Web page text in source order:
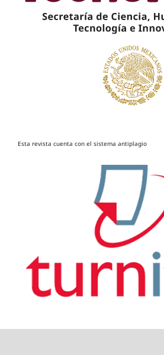
Esta revista cuenta con el sistema antiplagio